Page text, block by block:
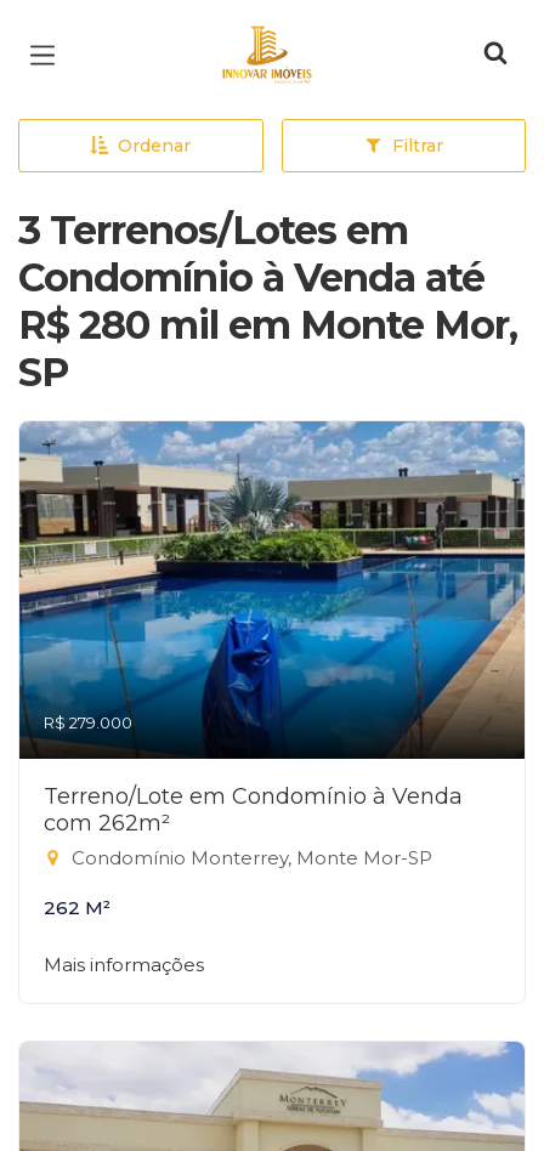
Página inicial
Ordenar Filtrar
3 Terrenos/Lotes em
Condomínio à Venda até
R$ 280 mil em Monte Mor,
SP
R$ 279.000
Terreno/Lote em Condomínio à Venda
com 262m²
Condomínio Monterrey, Monte Mor-SP
262 M²
Mais informações